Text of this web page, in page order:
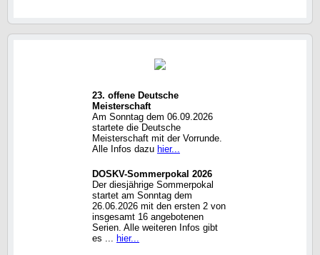
23. offene Deutsche
Meisterschaft
Am Sonntag dem 06.09.2026
startete die Deutsche
Meisterschaft mit der Vorrunde.
Alle Infos dazu hier...
DOSKV-Sommerpokal 2026
Der diesjährige Sommerpokal
startet am Sonntag dem
26.06.2026 mit den ersten 2 von
insgesamt 16 angebotenen
Serien. Alle weiteren Infos gibt
es ... hier...